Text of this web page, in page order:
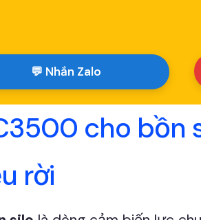
💬 Nhắn Zalo
cho bồn
rời